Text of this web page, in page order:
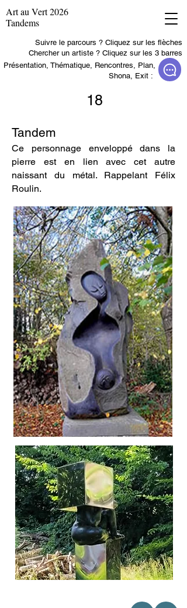
Art au Vert 2026
Tandems
Suivre le parcours ? Cliquez sur les flèches
Chercher un artiste ? Cliquez sur les 3 barres
Présentation, Thématique, Rencontres, Plan,
Shona, Exit :
18
Tandem
Ce personnage enveloppé dans la
pierre est en lien avec cet autre
naissant du métal. Rappelant Félix
Roulin.